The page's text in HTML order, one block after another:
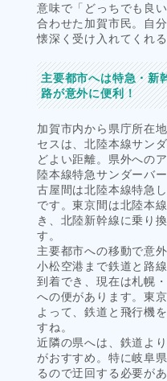
意味で「どっちでも良
合わせた加賀市民。自
懐深く受け入れてくれる
主要都市へは特急・新
路が意外に便利！
加賀市内から県庁所在
セスは、北陸本線サン
どよい距離。県外への
陸本線特急サンダーバ
古屋間は北陸本線特急
です。東京間は北陸本
き、北陸新幹線に乗り
す。
主要都市への移動で意
小松空港まで鉄道と路
到着でき、現在は札幌
への便があります。東
よって、鉄道と飛行機
すね。
近隣の県へは、鉄道よ
がおすすめ。特に岐阜
るので迂回する必要が